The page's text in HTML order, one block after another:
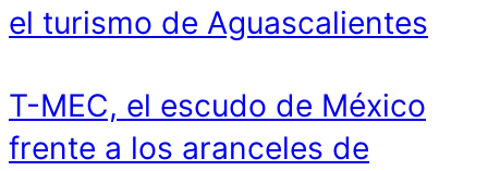
el turismo de Aguascalientes
T-MEC, el escudo de México
frente a los aranceles de